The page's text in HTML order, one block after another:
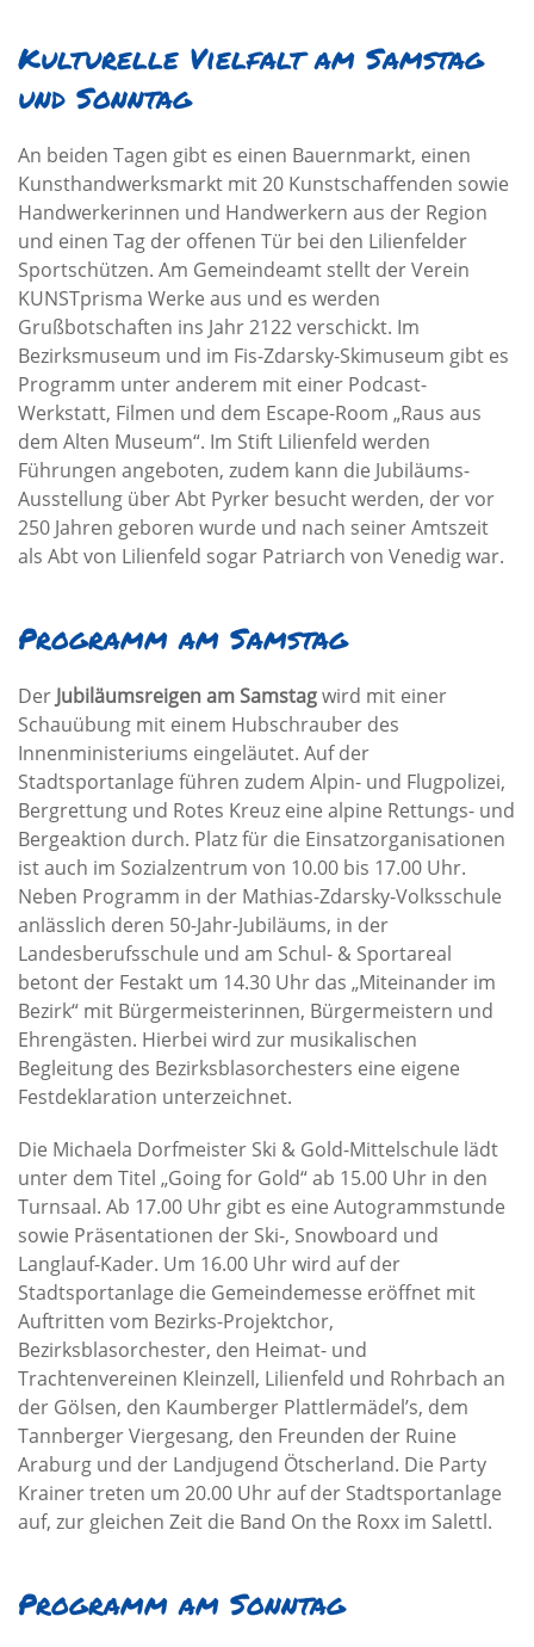
Kulturelle Vielfalt am Samstag
und Sonntag
An beiden Tagen gibt es einen Bauernmarkt, einen
Kunsthandwerksmarkt mit 20 Kunstschaffenden sowie
Handwerkerinnen und Handwerkern aus der Region
und einen Tag der offenen Tür bei den Lilienfelder
Sportschützen. Am Gemeindeamt stellt der Verein
KUNSTprisma Werke aus und es werden
Grußbotschaften ins Jahr 2122 verschickt. Im
Bezirksmuseum und im Fis-Zdarsky-Skimuseum gibt es
Programm unter anderem mit einer Podcast-
Werkstatt, Filmen und dem Escape-Room „Raus aus
dem Alten Museum“. Im Stift Lilienfeld werden
Führungen angeboten, zudem kann die Jubiläums-
Ausstellung über Abt Pyrker besucht werden, der vor
250 Jahren geboren wurde und nach seiner Amtszeit
als Abt von Lilienfeld sogar Patriarch von Venedig war.
Programm am Samstag
Der Jubiläumsreigen am Samstagwird mit einer
Schauübung mit einem Hubschrauber des
Innenministeriums eingeläutet. Auf der
Stadtsportanlage führen zudem Alpin- und Flugpolizei,
Bergrettung und Rotes Kreuz eine alpine Rettungs- und
Bergeaktion durch. Platz für die Einsatzorganisationen
ist auch im Sozialzentrum von 10.00 bis 17.00 Uhr.
Neben Programm in der Mathias-Zdarsky-Volksschule
anlässlich deren 50-Jahr-Jubiläums, in der
Landesberufsschule und am Schul- & Sportareal
betont der Festakt um 14.30 Uhr das „Miteinander im
Bezirk“ mit Bürgermeisterinnen, Bürgermeistern und
Ehrengästen. Hierbei wird zur musikalischen
Begleitung des Bezirksblasorchesters eine eigene
Festdeklaration unterzeichnet.
Die Michaela Dorfmeister Ski & Gold-Mittelschule lädt
unter dem Titel „Going for Gold“ ab 15.00 Uhr in den
Turnsaal. Ab 17.00 Uhr gibt es eine Autogrammstunde
sowie Präsentationen der Ski-, Snowboard und
Langlauf-Kader. Um 16.00 Uhr wird auf der
Stadtsportanlage die Gemeindemesse eröffnet mit
Auftritten vom Bezirks-Projektchor,
Bezirksblasorchester, den Heimat- und
Trachtenvereinen Kleinzell, Lilienfeld und Rohrbach an
der Gölsen, den Kaumberger Plattlermädel’s, dem
Tannberger Viergesang, den Freunden der Ruine
Araburg und der Landjugend Ötscherland. Die Party
Krainer treten um 20.00 Uhr auf der Stadtsportanlage
auf, zur gleichen Zeit die Band On the Roxx im Salettl.
Programm am Sonntag